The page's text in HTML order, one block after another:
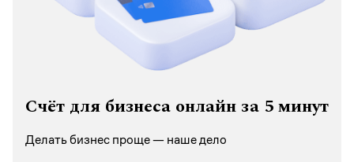
Счёт для бизнеса онлайн за 5 минут
Делать бизнес проще — наше дело